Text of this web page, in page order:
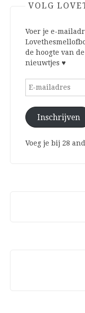
VOLG
Voer je e-
de hoogte van
nieuwtjes ♥
E-
Inschrijven
Voeg je bij 28